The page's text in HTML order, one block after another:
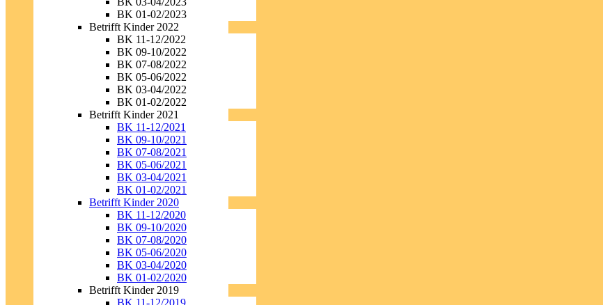
BK 01-02/2023
Betrifft Kinder 2022
BK 11-12/2022
BK 09-10/2022
BK 07-08/2022
BK 05-06/2022
BK 03-04/2022
BK 01-02/2022
Betrifft Kinder 2021
BK 11-12/2021
BK 09-10/2021
BK 07-08/2021
BK 05-06/2021
BK 03-04/2021
BK 01-02/2021
Betrifft Kinder 2020
BK 11-12/2020
BK 09-10/2020
BK 07-08/2020
BK 05-06/2020
BK 03-04/2020
BK 01-02/2020
Betrifft Kinder 2019